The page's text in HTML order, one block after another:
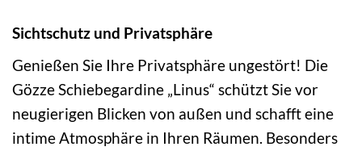
Sichtschutz und Privatsphäre
Genießen Sie Ihre Privatsphäre ungestört! Die
Gözze Schiebegardine „Linus“ schützt Sie vor
neugierigen Blicken von außen und schafft eine
intime Atmosphäre in Ihren Räumen. Besonders